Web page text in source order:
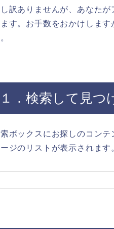
訳ありませんが、あなた
す。お手数をおかけしま
１．検索して見つ
ボックスにお探しのコン
ジのリストが表示されます